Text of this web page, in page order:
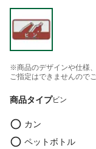
※商品のデザインや仕様
ご指定はできませんので
商品タイプビン
カン
ペットボトル